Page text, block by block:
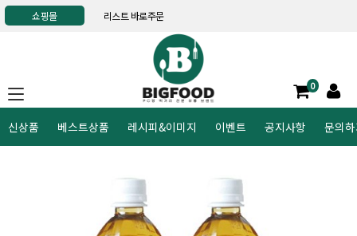
쇼핑몰 리스트 바로주문
0
신상품 베스트상품 레시피&이미지 이벤트 공지사항 문의